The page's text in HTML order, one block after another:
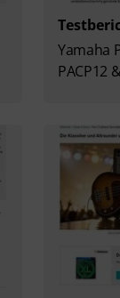
Yamaha
PACP12